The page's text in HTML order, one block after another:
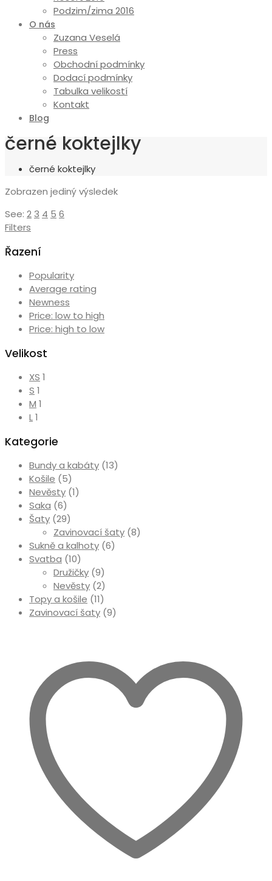
Podzim/zima 2016
O nás
Zuzana Veselá
Press
Obchodní podmínky
Dodací podmínky
Tabulka velikostí
Kontakt
Blog
černé koktejlky
černé koktejlky
Zobrazen jediný výsledek
See: 2 3 4 5 6
Filters
Řazení
Popularity
Average rating
Newness
Price: low to high
Price: high to low
Velikost
XS 1
S 1
M 1
L1
Kategorie
Bundy a kabáty (13)
Košile (5)
Nevěsty (1)
Saka (6)
Šaty (29)
Zavinovací šaty (8)
Sukně a kalhoty (6)
Svatba (10)
Družičky (9)
Nevěsty (2)
Topy a košile (11)
Zavinovací šaty (9)